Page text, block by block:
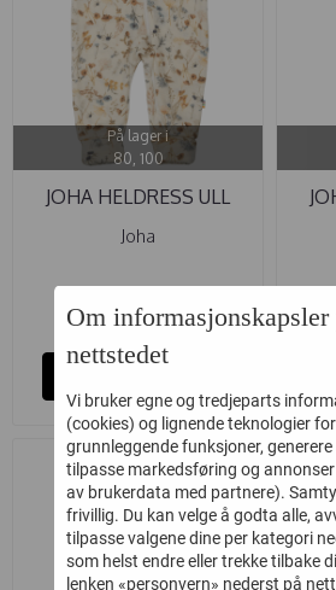
På lager i
80, 100
JOHA HELDRESS ULL
FLORA ...
Joha
449,- 269,-
-40%
Om informasjonskapsler
nettstedet
Vi bruker egne og tredjeparts
(cookies) og lignende teknologier
grunnleggende funksjoner,
tilpasse markedsføring og
av brukerdata med partnere).
frivillig. Du kan velge å godta alle,
tilpasse valgene dine per kategori
som helst endre eller trekke tilbake
lenken «personvern» nederst på